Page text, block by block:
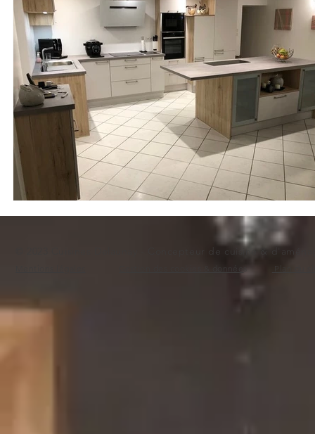
© 2023 Cuisines Delaunay - Concepteur de cuisine &
Gestion des cookies & donnée s